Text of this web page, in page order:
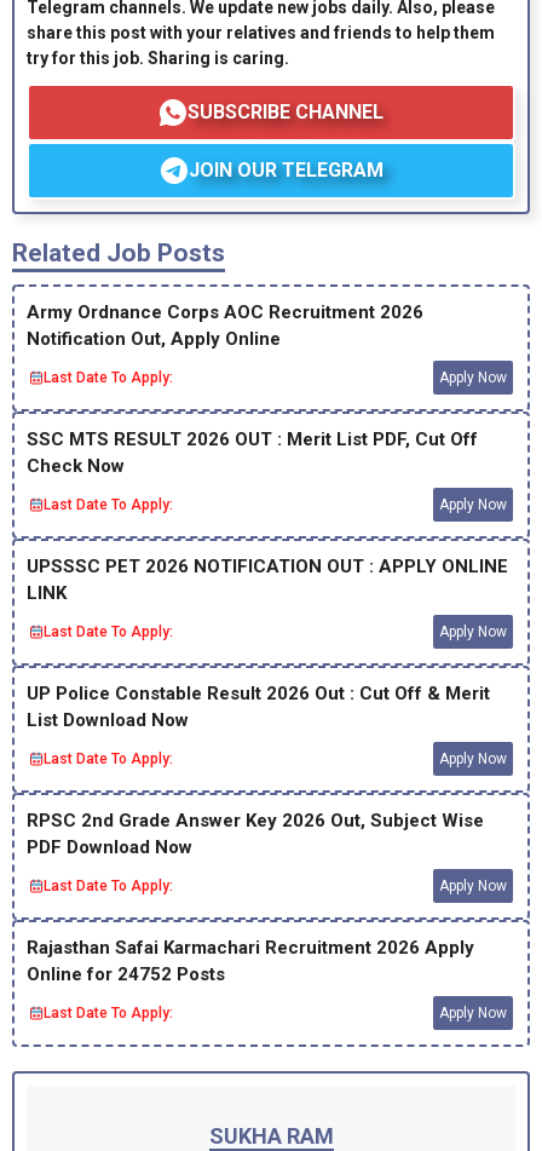
Telegram channels. We update new jobs daily. Also, please
share this post with your relatives and friends to help them
try for this job. Sharing is caring.
SUBSCRIBE CHANNEL
JOIN OUR TELEGRAM
Related Job Posts
Army Ordnance Corps AOC Recruitment 2026
Notification Out, Apply Online
Last Date To Apply: Apply Now
SSC MTS RESULT 2026 OUT : Merit List PDF, Cut Off
Check Now
Last Date To Apply: Apply Now
UPSSSC PET 2026 NOTIFICATION OUT : APPLY ONLINE
LINK
Last Date To Apply: Apply Now
UP Police Constable Result 2026 Out : Cut Off & Merit
List Download Now
Last Date To Apply: Apply Now
RPSC 2nd Grade Answer Key 2026 Out, Subject Wise
PDF Download Now
Last Date To Apply: Apply Now
Rajasthan Safai Karmachari Recruitment 2026 Apply
Online for 24752 Posts
Last Date To Apply: Apply Now
SUKHA RAM